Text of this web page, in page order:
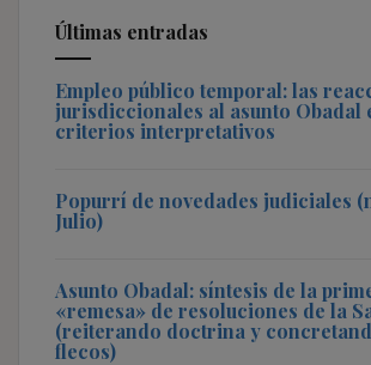
Últimas entradas
Empleo público temporal: las
jurisdiccionales al asunto Obadal
criterios interpretativos
Popurrí de novedades judiciales
Julio)
Asunto Obadal: síntesis de la
«remesa» de resoluciones de la
(reiterando doctrina y
flecos)